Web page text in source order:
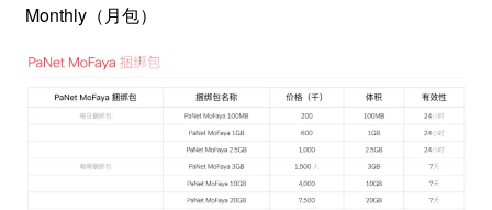
Monthly（月包）